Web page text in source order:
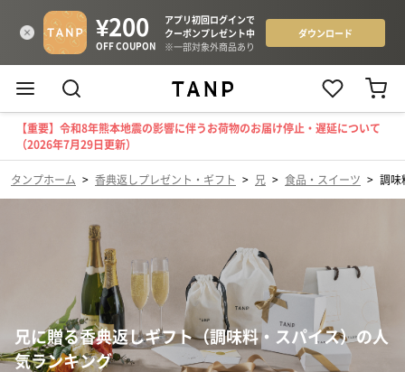
【重要】令和8年熊本地震の影響に伴うお荷物のお届け停止・遅延について
（2026年7月29日更新）
タンプホーム > 香典返しプレゼント・ギフト > 兄 > 食品・スイーツ > 調味
兄に贈る香典返しギフト（調味料・スパイス）の人
気ランキング